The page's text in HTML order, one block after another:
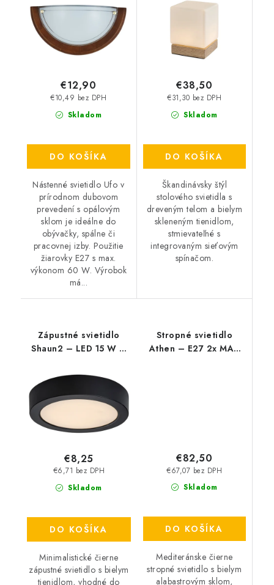
Skladom
€10,49 bez DPH
€12,90
DO KOŠÍKA
Nástenné svietidlo Ufo v
prírodnom dubovom
prevedení s opálovým
sklom je ideálne do
obývačky, spálne či
pracovnej izby. Použitie
žiarovky E27 s max.
výkonom 60 W. Výrobok
má...
Skladom
€31,30 bez DPH
€38,50
DO KOŠÍKA
Škandinávsky štýl
stolového svietidla s
dreveným telom a bielym
skleneným tienidlom,
stmievateľné s
integrovaným sieťovým
spínačom.
Zápustné svietidlo
Shaun2 – LED 15 W –
Skladom
€6,71 bez DPH
€8,25
DO KOŠÍKA
Minimalistické čierne
zápustné svietidlo s bielym
tienidlom, vhodné do
Stropné svietidlo
Athen – E27 2x MAX
Skladom
€67,07 bez DPH
€82,50
DO KOŠÍKA
Mediteránske čierne
stropné svietidlo s bielym
alabastrovým sklom,